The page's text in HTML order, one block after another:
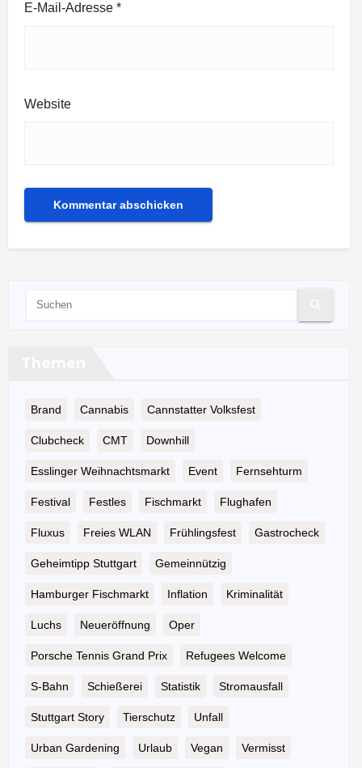
E-Mail-Adresse *
Website
Brand Cannabis Cannstatter Volksfest
Clubcheck CMT Downhill
Esslinger Weihnachtsmarkt Event Fernsehturm
Festival Festles Fischmarkt Flughafen
Fluxus Freies WLAN Frühlingsfest Gastrocheck
Geheimtipp Stuttgart Gemeinnützig
Hamburger Fischmarkt Inflation Kriminalität
Luchs Neueröffnung Oper
Porsche Tennis Grand Prix Refugees Welcome
S-Bahn Schießerei Statistik Stromausfall
Stuttgart Story Tierschutz Unfall
Urban Gardening Urlaub Vegan Vermisst